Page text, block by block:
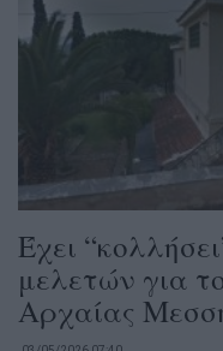
Έχει
μελετών για
Αρχαίας